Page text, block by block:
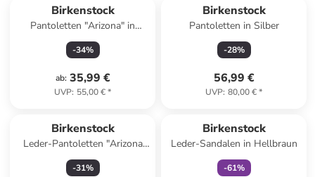
Birkenstock
Pantoletten "Arizona" in
Schwarz
-34%
ab: 35,99 €
UVP: 55,00 €*
Birkenstock
Pantoletten in Silber
-28%
56,99 €
UVP: 80,00 €*
Birkenstock
Leder-Pantoletten "Arizona
Big Buckle" in Beige
-31%
Birkenstock
Leder-Sandalen in Hellbraun
-61%